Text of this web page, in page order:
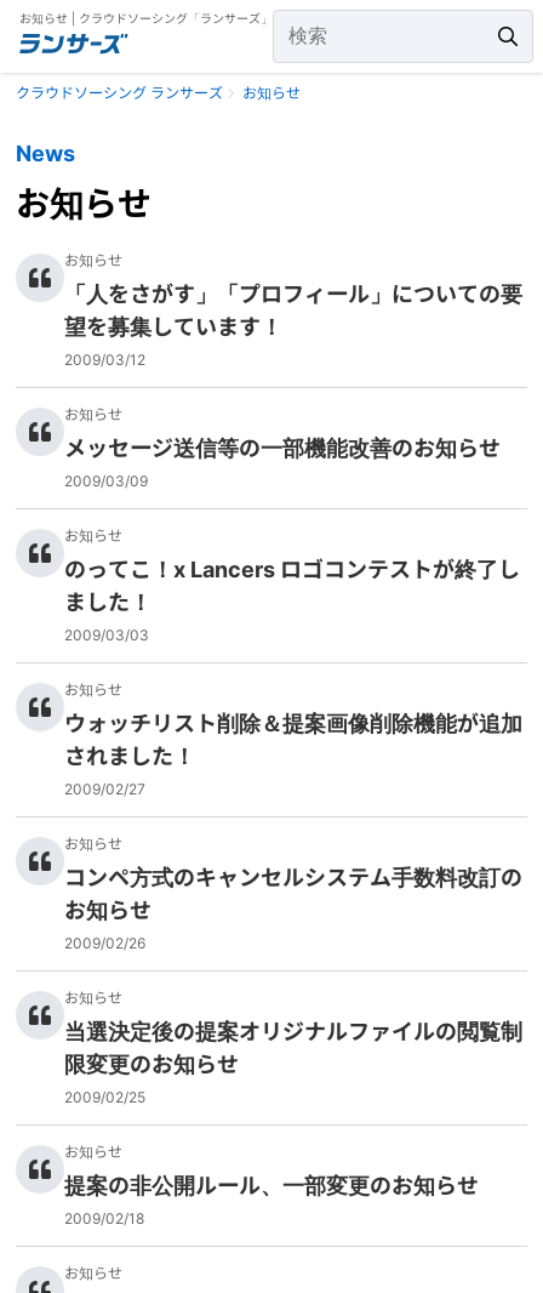
お知らせ | クラウドソーシング「ランサーズ」
クラウドソーシング ランサーズ お知らせ
News
お知らせ
お知らせ
「人をさがす」「プロフィール」についての要
望を募集しています！
2009/03/12
お知らせ
メッセージ送信等の一部機能改善のお知らせ
2009/03/09
お知らせ
のってこ！x Lancers ロゴコンテストが終了し
ました！
2009/03/03
お知らせ
ウォッチリスト削除＆提案画像削除機能が追加
されました！
2009/02/27
お知らせ
コンペ方式のキャンセルシステム手数料改訂の
お知らせ
2009/02/26
お知らせ
当選決定後の提案オリジナルファイルの閲覧制
限変更のお知らせ
2009/02/25
お知らせ
提案の非公開ルール、一部変更のお知らせ
2009/02/18
お知らせ